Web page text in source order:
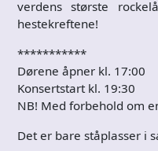
verdens største
hestekreftene!
***********
Dørene åpner kl. 17:00
Konsertstart kl. 19:30
NB! Med forbehold om
Det er bare ståplasser i